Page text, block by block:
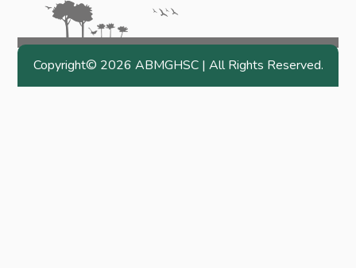
Copyright© 2026 ABMGHSC | All Rights Reserved.